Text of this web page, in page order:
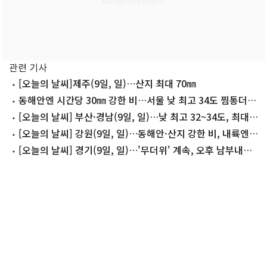
관련 기사
[오늘의 날씨]제주(9일, 일)…산지 최대 70㎜
동해안엔 시간당 30㎜ 강한 비…서울 낮 최고 34도 찜통더위
[오늘날씨]
[오늘의 날씨] 부산·경남(9일, 일)…낮 최고 32~34도, 최대
60㎜ 비
[오늘의 날씨] 강원(9일, 일)…동해안·산지 강한 비, 내륙엔
폭염[오늘의 날씨] 경기(9일, 일)…'무더위' 계속, 오후 남부내륙